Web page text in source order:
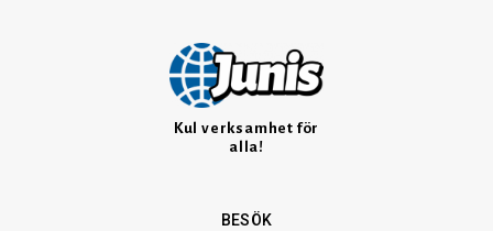
Kul verksamhet för
alla!
BESÖK